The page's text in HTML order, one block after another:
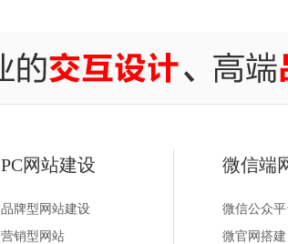
PC网站建设
品牌型网站建设
营销型网站
微信端
微信公众
微官网搭建